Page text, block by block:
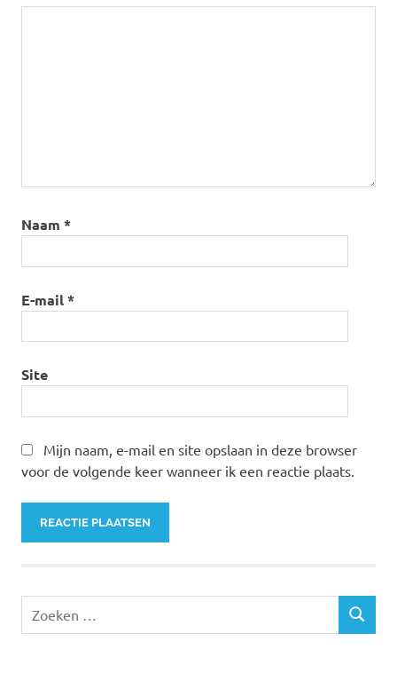
Naam *
E-mail*
Site
Mijn naam, e-mail en site opslaan in deze browser
voor de volgende keer wanneer ik een reactie plaats.
naar:
ZOEKEN